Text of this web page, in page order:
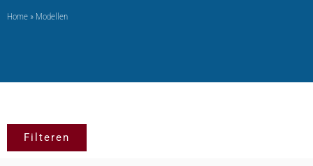
Home » Modellen
Filteren